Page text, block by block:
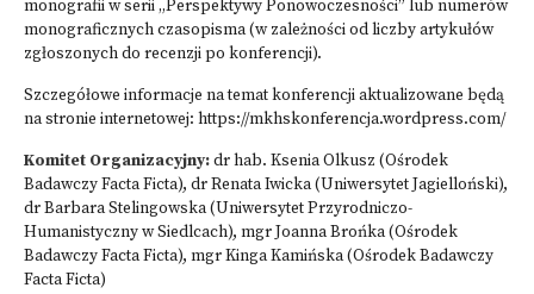
monografii w serii „Perspektywy Ponowoczesności” lub numerów
monograficznych czasopisma (w zależności od liczby artykułów
zgłoszonych do recenzji po konferencji).
Szczegółowe informacje na temat konferencji aktualizowane będą
na stronie internetowej: https://mkhskonferencja.wordpress.com/
Komitet Organizacyjny:dr hab. Ksenia Olkusz (Ośrodek
Badawczy Facta Ficta), dr Renata Iwicka (Uniwersytet Jagielloński),
dr Barbara Stelingowska (Uniwersytet Przyrodniczo-
Humanistyczny w Siedlcach), mgr Joanna Brońka (Ośrodek
Badawczy Facta Ficta), mgr Kinga Kamińska (Ośrodek Badawczy
Facta Ficta)